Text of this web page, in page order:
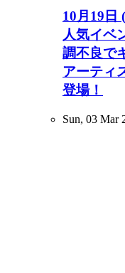
10月19日
人気イベ
調不良で
アーティ
登場！
Sun, 03 Mar